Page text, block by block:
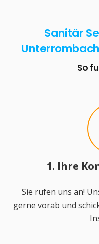
Sanitär
So
1. Ihre
Sie rufen uns an!
gerne vorab und